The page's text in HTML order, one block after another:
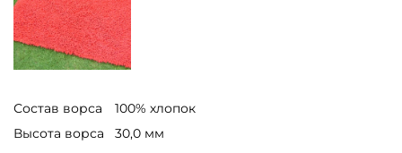
Состав ворса
100% хлопок
Высота ворса
30,0 мм